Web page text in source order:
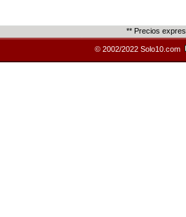
** Precios
© 2002/2022 Solo10.com